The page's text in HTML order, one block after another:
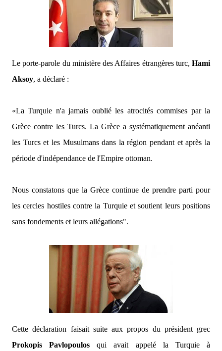
Le porte-parole du ministère des Affaires étrangères turc, Hami
Aksoy, a déclaré :
«La Turquie n'a jamais oublié les atrocités commises par la
Grèce contre les Turcs. La Grèce a systématiquement anéanti
les Turcs et les Musulmans dans la région pendant et après la
période d'indépendance de l'Empire ottoman.
Nous constatons que la Grèce continue de prendre parti pour
les cercles hostiles contre la Turquie et soutient leurs positions
sans fondements et leurs allégations".
Cette déclaration faisait suite aux propos du président grec
Prokopis Pavlopoulos qui avait appelé la Turquie à